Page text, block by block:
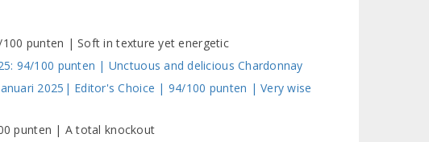
punten | Soft in texture yet energetic
94/100 punten | Unctuous and delicious Chardonnay
2025| Editor's Choice | 94/100 punten | Very wise
punten | A total knockout